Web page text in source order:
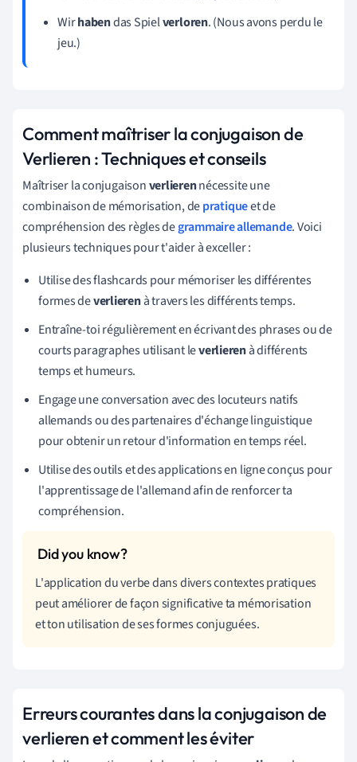
Wirhabendas Spielverloren. (Nous avons perdu le
jeu.)
Comment maîtriser la conjugaison de
Verlieren : Techniques et conseils
Maîtriser la conjugaisonverlierennécessite une
combinaison de mémorisation, depratiqueet de
compréhension des règles degrammaire allemande. Voici
plusieurs techniques pour t'aider à exceller :
Utilise des flashcards pour mémoriser les différentes
formes deverlierenà travers les différents temps.
Entraîne-toi régulièrement en écrivant des phrases ou de
courts paragraphes utilisant leverlierenà différents
temps et humeurs.
Engage une conversation avec des locuteurs natifs
allemands ou des partenaires d'échange linguistique
pour obtenir un retour d'information en temps réel.
Utilise des outils et des applications en ligne conçus pour
l'apprentissage de l'allemand afin de renforcer ta
compréhension.
L'application du verbe dans divers contextes pratiques
peut améliorer de façon significative ta mémorisation
et ton utilisation de ses formes conjuguées.
Erreurs courantes dans la conjugaison de
verlieren et comment les éviter